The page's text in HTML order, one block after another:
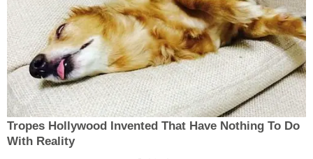
Tropes Hollywood Invented That Have Nothing To Do
With Reality